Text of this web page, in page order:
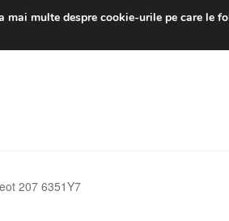
luni-vineri 9 a.m. - 4 p.m.
207 6351Y7
mai multe despre cookie-urile pe care le